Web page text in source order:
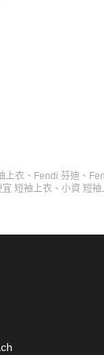
上衣 、 Fendi 芬迪 、
宜 短袖上衣 、 小資 短袖